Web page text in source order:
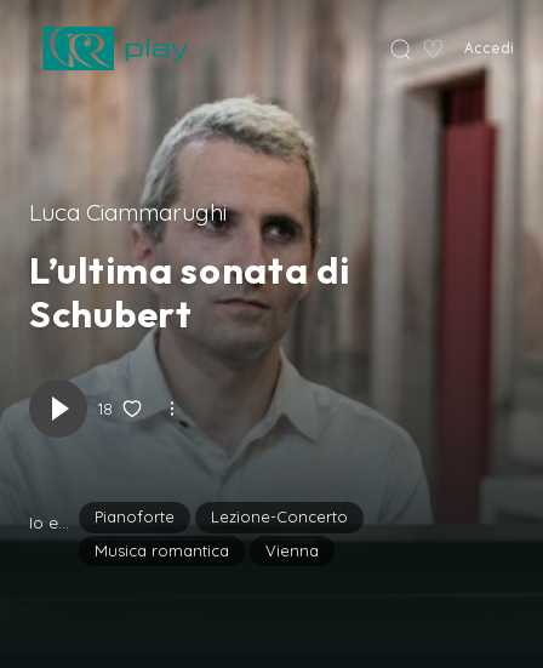
♡ Accedi
Luca Ciammarughi
L’ultima sonata di
Schubert
18
Io e... Pianoforte
Lezione-Concerto
Musica romantica
Vienna